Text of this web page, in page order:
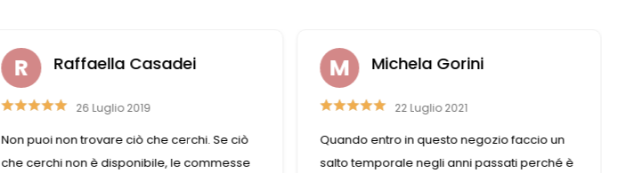
Raffaella Casadei
26 Luglio 2019
Non puoi non trovare ciò che cerchi. Se ciò
che cerchi non è disponibile, le commesse
Michela Gorini
22 Luglio 2021
Quando entro in questo negozio faccio un
salto temporale negli anni passati perché è